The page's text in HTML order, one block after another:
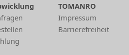
TOMANRO
Impressum
Barrierefreiheit